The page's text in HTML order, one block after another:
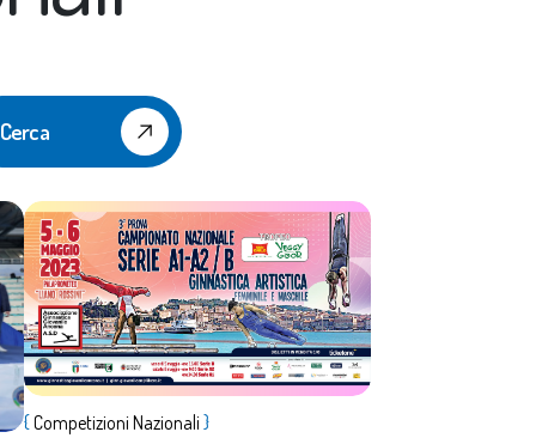
Cerca
Dettagli
{Competizioni Nazionali }